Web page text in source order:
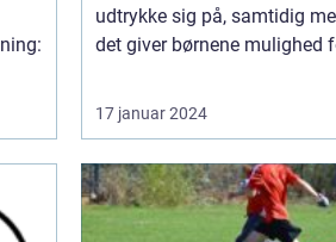
udtrykke sig på, samtidig
det giver børnene mulighed
17 januar 2024